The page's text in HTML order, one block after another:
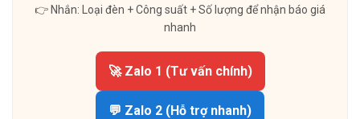
👉 Nhắn: Loại đèn + Công suất + Số lượng để nhận báo giá
nhanh
🚀 Zalo 1 (Tư vấn chính)
💬 Zalo 2 (Hỗ trợ nhanh)